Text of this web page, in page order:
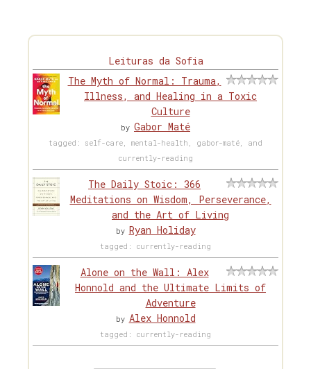
Leituras da Sofia
The Myth of Normal: Trauma,
Illness, and Healing in a Toxic
Culture
by Gabor Maté
tagged: self-care, mental-health, gabor-maté, and
currently-reading
The Daily Stoic: 366
Meditations on Wisdom, Perseverance,
and the Art of Living
by Ryan Holiday
tagged: currently-reading
Alone on the Wall: Alex
Honnold and the Ultimate Limits of
Adventure
by Alex Honnold
tagged: currently-reading